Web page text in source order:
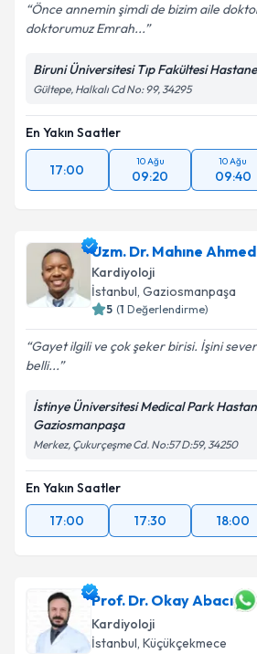
Kişisel verilerimin
Metni'ni okudum ve kişisel
Önce annemin şimdi de bizim aile
doktorumuz Emrah...
Biruni Üniversitesi Tıp Fakültesi
Gültepe, Halkalı Cd No: 99, 34295
En Yakın Saatler
17:00
10 Ağu
09:20
10 Ağu
09:40
Uzm. Dr. Mahıne
Kardiyoloji
İstanbul, Gaziosmanpaşa
5 (1 Değerlendirme)
Gayet ilgili ve çok şeker birisi. İşini
belli...
İstinye Üniversitesi Medical Park
Gaziosmanpaşa
Merkez, Çukurçeşme Cd. No:57 D:59, 34250
En Yakın Saatler
17:00
17:30 18:00
Prof. Dr. Okay Abacı
Kardiyoloji
İstanbul, Küçükçekmece